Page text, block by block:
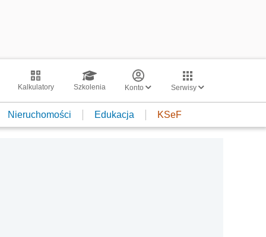
Kalkulatory Szkolenia Konto Serwisy
Nieruchomości Edukacja KSeF